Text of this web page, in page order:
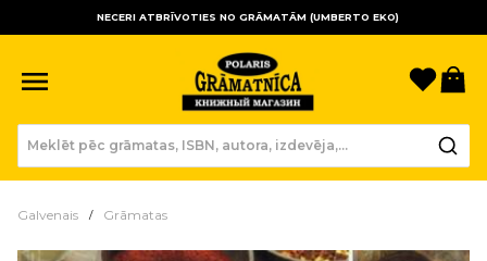
NECERI ATBRĪVOTIES NO GRĀMATĀM (UMBERTO EKO)
Galvenais Grāmatas